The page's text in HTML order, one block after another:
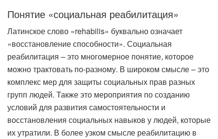
Понятие «социальная реабилитация»
Латинское слово «rehabilis» буквально означает
«восстановление способности». Социальная
реабилитация – это многомерное понятие, которое
можно трактовать по-разному. В широком смысле – это
комплекс мер для защиты социальных прав разных
групп людей. Также это мероприятия по созданию
условий для развития самостоятельности и
восстановления социальных навыков у людей, которые
их утратили. В более узком смысле реабилитацию в